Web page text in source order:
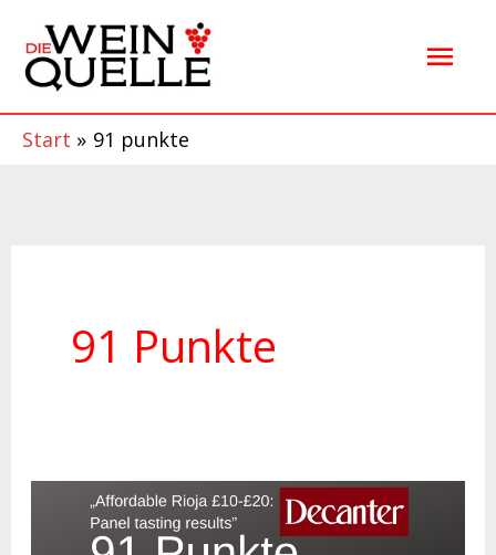
Inhalt
springen
Start 91 punkte
91 Punkte
Punkte